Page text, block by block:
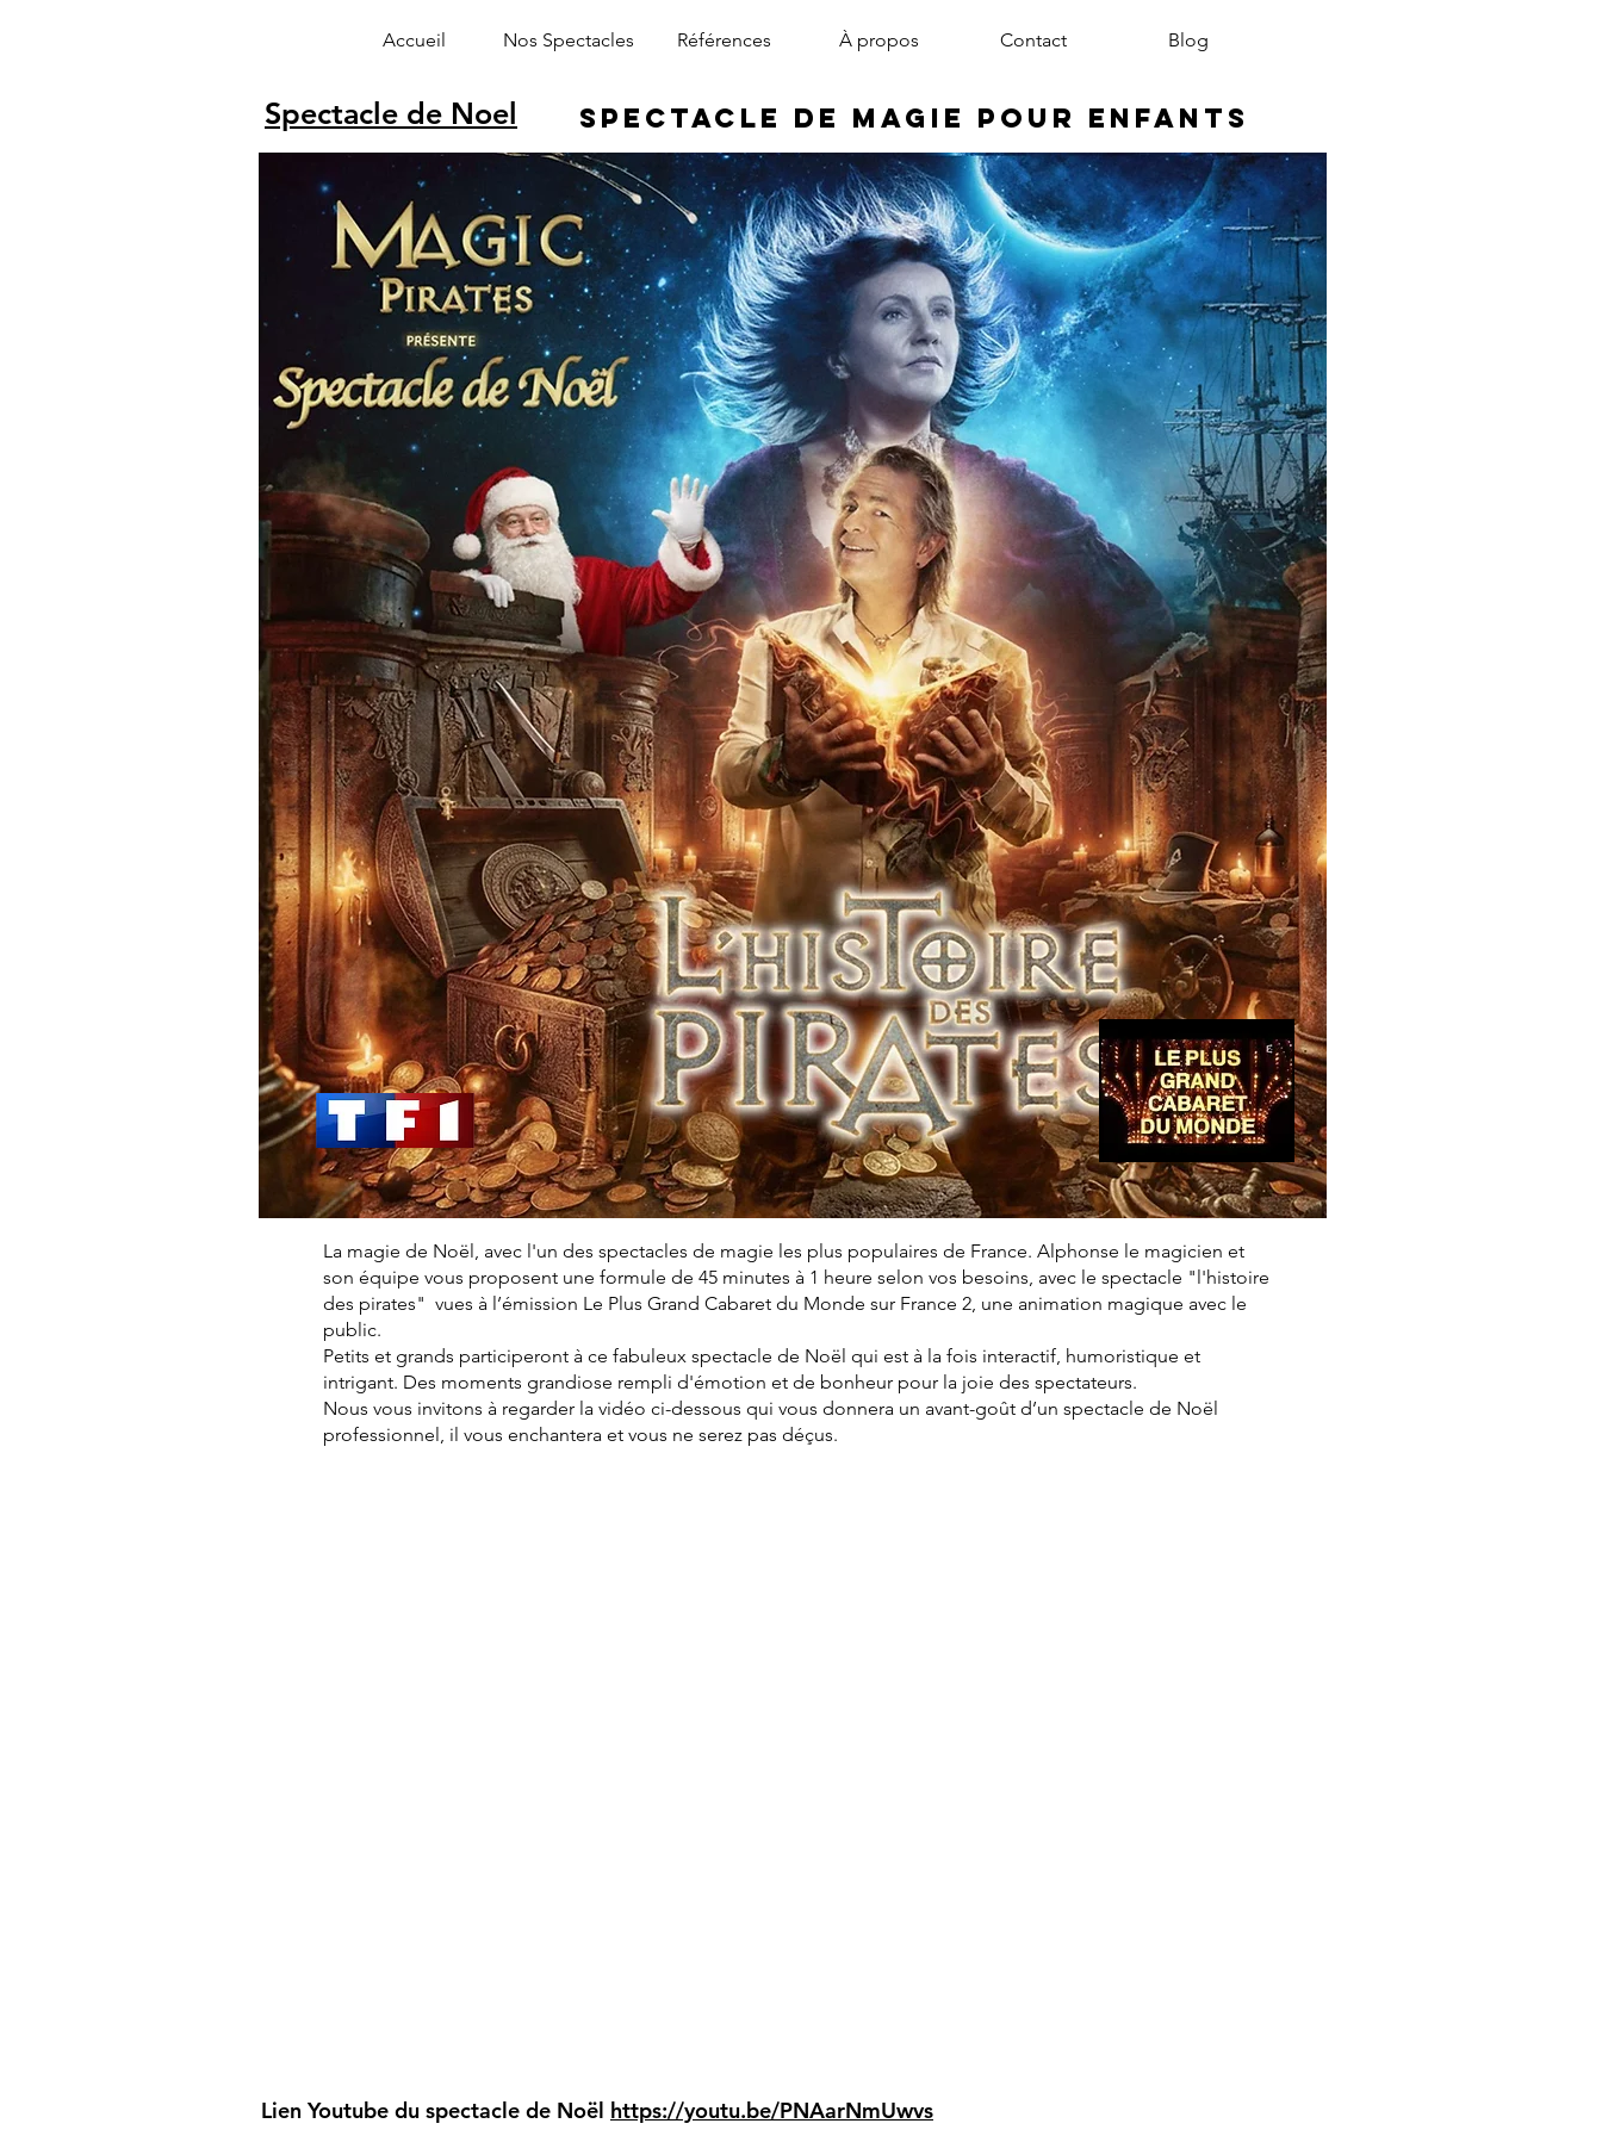
Accueil Nos Spectacles Références À propos Contact Blog
Spectacle de Noel Spectacle de Magie pour enfants
Alphonse le magicien arbre de noël
La magie de Noël, avec l'un des spectacles de magie les plus populaires de France. Alphonse le magicien et
son équipe vous proposent une formule de 45 minutes à 1 heure selon vos besoins, avec le spectacle "l'histoire
des pirates" vues à l’émission Le Plus Grand Cabaret du Monde sur France 2, une animation magique avec le
public.
Petits et grands participeront à ce fabuleux spectacle de Noël qui est à la fois interactif, humoristique et
intrigant. Des moments grandiose rempli d'émotion et de bonheur pour la joie des spectateurs.
Nous vous invitons à regarder la vidéo ci-dessous qui vous donnera un avant-goût d’un spectacle de Noël
professionnel, il vous enchantera et vous ne serez pas déçus.
Lien Youtube du spectacle de Noël https://youtu.be/PNAarNmUwvs